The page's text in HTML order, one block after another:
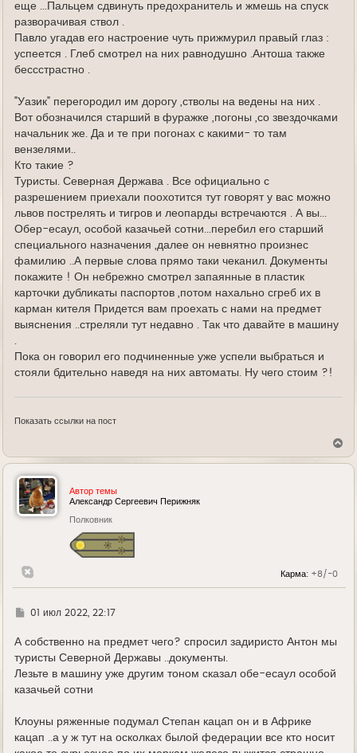
еще ...Пальцем сдвинуть предохранитель и жмешь на спуск
разворачивая ствол .
Павло угадав его настроение чуть прижмурил правый глаз :
успеется . Глеб смотрел на них равнодушно .Антоша также
бессстрастно .
"Уазик" перегородил им дорогу ,стволы на ведены на них .
Вот обозначился старший в фуражке ,погоны ,со звездочками
начальник же. Да и те при погонах с какими- то там
вензелями..
Кто такие ?
Туристы. Северная Держава . Все официально с
разрешением приехали поохотится тут говорят у вас можно
львов пострелять и тигров и леопарды встречаются . А вы...
Обер-есаул, особой казачьей сотни...перебил его старший
специального назначения ,далее он невнятно произнес
фамилию ..А первые слова прямо таки чеканил. Документы
покажите ! Он небрежно смотрел запаянные в пластик
карточки дубликаты паспортов ,потом нахально сгреб их в
карман кителя Придется вам проехать с нами на предмет
выяснения ..стреляли тут недавно . Так что давайте в машину
.
Пока он говорил его подчиненные уже успели выбраться и
стояли бдительно наведя на них автоматы. Ну чего стоим ?!
Показать ссылки на пост
р
а
Автор темы
Александр Сергеевич Перижняк
Полковник
Карма: +8/-0
Г01 июл 2022, 22:17
А собственно на предмет чего? спросил задиристо Антон мы
туристы Северной Державы ..документы.
Лезьте в машину уже другим тоном сказал обе-есаул особой
казачьей сотни
Клоуны ряженные подумал Степан кацап он и в Африке
кацап ..а у ж тут на осколках былой федерации все кто носит